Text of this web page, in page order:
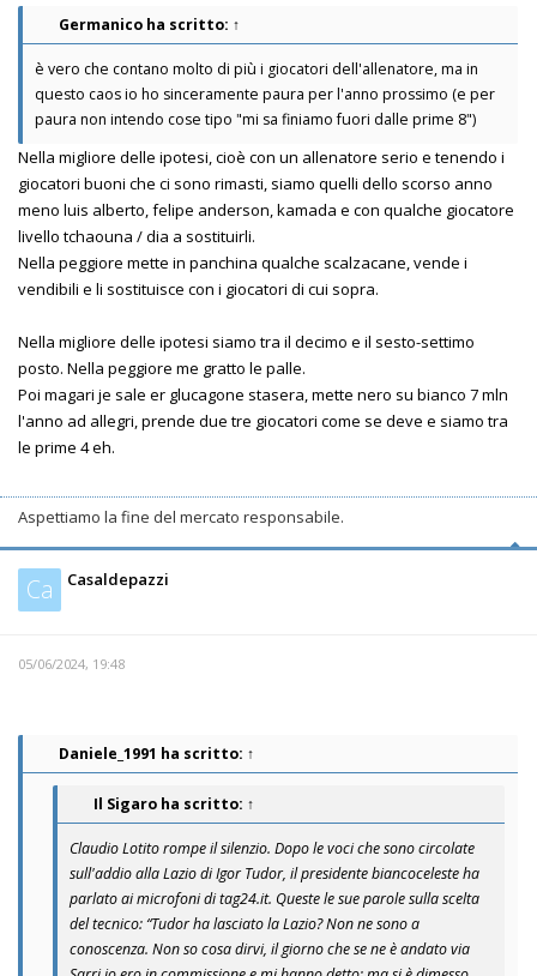
Germanico ha scritto: ↑
è vero che contano molto di più i giocatori dell'allenatore, ma in
questo caos io ho sinceramente paura per l'anno prossimo (e per
paura non intendo cose tipo "mi sa finiamo fuori dalle prime 8")
Nella migliore delle ipotesi, cioè con un allenatore serio e tenendo i
giocatori buoni che ci sono rimasti, siamo quelli dello scorso anno
meno luis alberto, felipe anderson, kamada e con qualche giocatore
livello tchaouna / dia a sostituirli.
Nella peggiore mette in panchina qualche scalzacane, vende i
vendibili e li sostituisce con i giocatori di cui sopra.
Nella migliore delle ipotesi siamo tra il decimo e il sesto-settimo
posto. Nella peggiore me gratto le palle.
Poi magari je sale er glucagone stasera, mette nero su bianco 7 mln
l'anno ad allegri, prende due tre giocatori come se deve e siamo tra
le prime 4 eh.
Aspettiamo la fine del mercato responsabile.
Ca Casaldepazzi
05/06/2024, 19:48
Daniele_1991 ha scritto: ↑
Il Sigaro ha scritto: ↑
Claudio Lotito rompe il silenzio. Dopo le voci che sono circolate
sull'addio alla Lazio di Igor Tudor, il presidente biancoceleste ha
parlato ai microfoni di tag24.it. Queste le sue parole sulla scelta
del tecnico: “Tudor ha lasciato la Lazio? Non ne sono a
conoscenza. Non so cosa dirvi, il giorno che se ne è andato via